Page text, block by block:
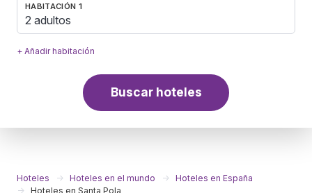
HABITACIÓN 1
2 adultos
+ Añadir habitación
Buscar hoteles
Hoteles Hoteles en el mundo
Hoteles en España
Hoteles en Santa Pola